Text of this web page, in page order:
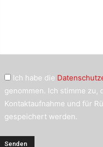
Ich habe die
genommen. Ich stimme zu,
Kontaktaufnahme und für
gespeichert werden.